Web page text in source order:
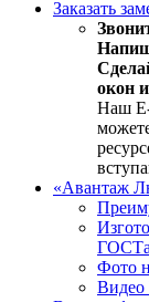
Заказать
окон
Наш
«Авантаж
Фото
Видео